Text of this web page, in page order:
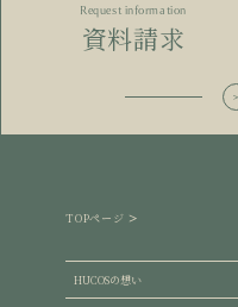
Request information
資料請求
TOPページ
HUCOSの想い